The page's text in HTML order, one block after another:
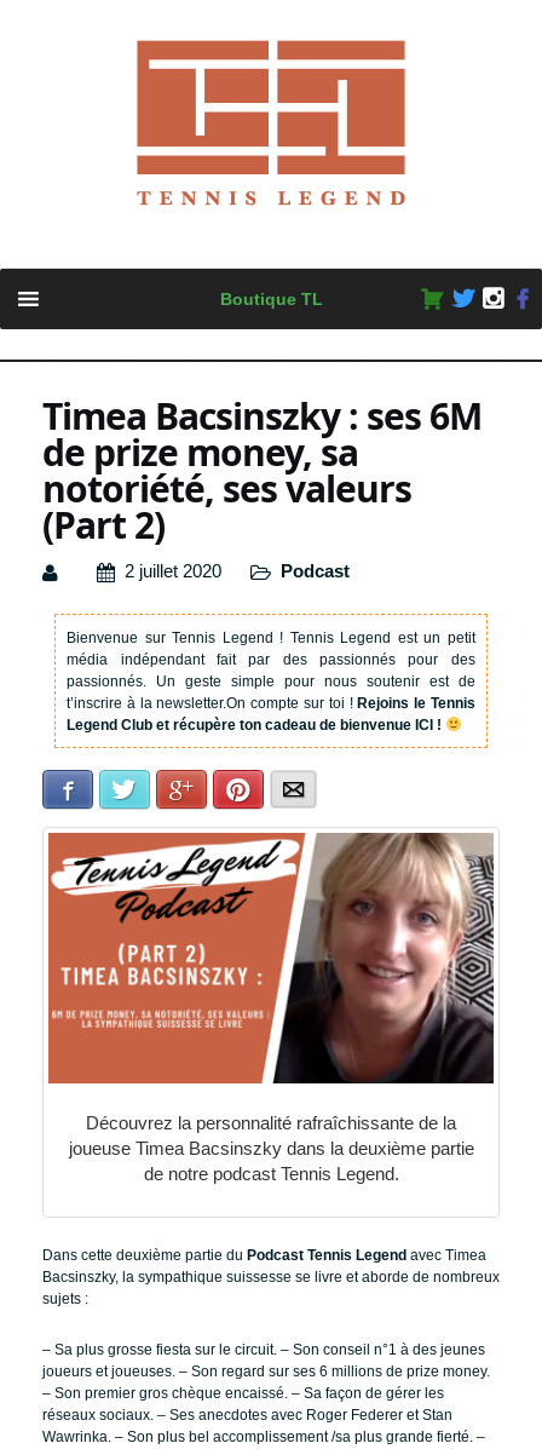
content
Boutique TL
Timea Bacsinszky : ses 6M
de prize money, sa
notoriété, ses valeurs
(Part 2)
2 juillet 2020 Podcast
Bienvenue sur Tennis Legend ! Tennis Legend est un petit
média indépendant fait par des passionnés pour des
passionnés. Un geste simple pour nous soutenir est de
t’inscrire à la newsletter.On compte sur toi !Rejoins le Tennis
Legend Club et récupère ton cadeau de bienvenue ICI !
Facebook Twitter Google+Pinterest
Découvrez la personnalité rafraîchissante de la
joueuse Timea Bacsinszky dans la deuxième partie
de notre podcast Tennis Legend.
Dans cette deuxième partie du Podcast Tennis Legend avec Timea
Bacsinszky, la sympathique suissesse se livre et aborde de nombreux
sujets :
– Sa plus grosse fiesta sur le circuit. – Son conseil n°1 à des jeunes
joueurs et joueuses. – Son regard sur ses 6 millions de prize money.
– Son premier gros chèque encaissé. – Sa façon de gérer les
réseaux sociaux. – Ses anecdotes avec Roger Federer et Stan
Wawrinka. – Son plus bel accomplissement /sa plus grande fierté. –